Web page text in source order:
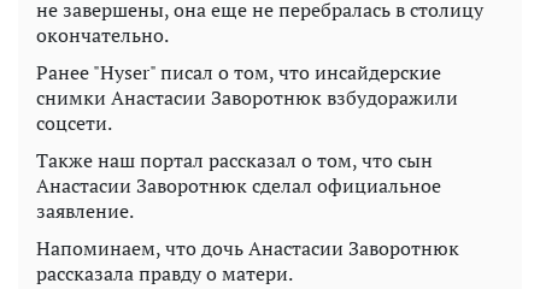
не завершены, она еще не перебралась в столицу
окончательно.
Ранее "Hyser" писал о том, что инсайдерские
снимки Анастасии Заворотнюк взбудоражили
соцсети.
Также наш портал рассказал о том, что сын
Анастасии Заворотнюк сделал официальное
заявление.
Напоминаем, что дочь Анастасии Заворотнюк
рассказала правду о матери.